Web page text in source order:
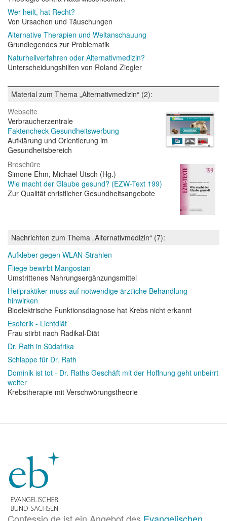
Wer heilt, hat Recht?
Von Ursachen und Täuschungen
Alternative Therapien und Weltanschauung
Grundlegendes zur Problematik
Naturheilverfahren oder Alternativmedizin?
Unterscheidungshilfen von Roland Ziegler
Material zum Thema „Alternativmedizin“ (2):
Webseite
Verbraucherzentrale
Faktencheck Gesundheitswerbung
Aufklärung und Orientierung im
Gesundheitsbereich
Broschüre
Simone Ehm, Michael Utsch (Hg.)
Wie macht der Glaube gesund? (EZW-Text 199)
Zur Qualität christlicher Gesundheitsangebote
Nachrichten zum Thema „Alternativmedizin“ (7):
Aufkleber gegen WLAN-Strahlen
Fliege bewirbt Mangostan
Umstrittenes Nahrungsergänzungsmittel
Heilpraktiker muss auf notwendige ärztliche Behandlung
hinwirken
Bioelektrische Funktionsdiagnose hat Krebs nicht erkannt
Esoterik - Lichtdiät
Frau stirbt nach Radikal-Diät
Dr. Rath in Südafrika
Schlappe für Dr. Rath
Dominik ist tot - Dr. Raths Geschäft mit der Hoffnung geht unbeirrt
weiter
Krebstherapie mit Verschwörungstheorie